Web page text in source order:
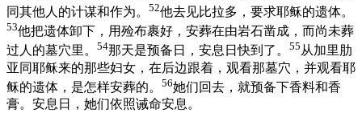
同其他人的计谋和作为。 52他去见比拉多，要求耶稣的遗体。
53他把遗体卸下，用殓布裹好，安葬在由岩石凿成，而尚未葬
过人的墓穴里。 54那天是预备日，安息日快到了。 55从加里肋
亚同耶稣来的那些妇女，在后边跟着，观看那墓穴，并观看耶
稣的遗体，是怎样安葬的。 56她们回去，就预备下香料和香
膏。安息日，她们依照诫命安息。